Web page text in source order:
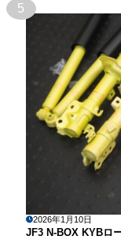
5
2026年1月10日
JF3 N-BOX KYBロ